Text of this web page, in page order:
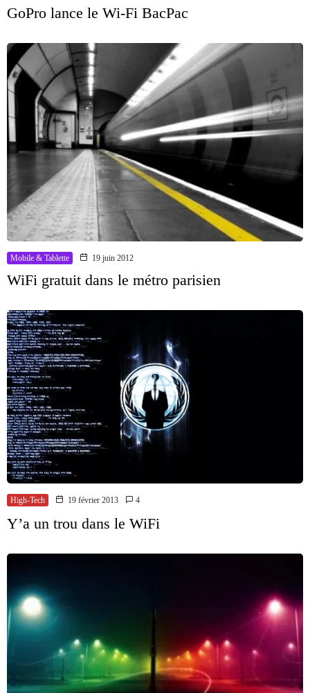
GoPro lance le Wi-Fi BacPac
Mobile & Tablette 19 juin 2012
WiFi gratuit dans le métro parisien
High-Tech 19 février 2013 4
Y’a un trou dans le WiFi